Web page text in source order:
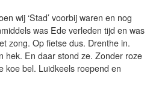
wij ‘Stad’ voorbij waren en nog
was Ede verleden tijd en was
zong. Op fietse dus. Drenthe in.
hek. En daar stond ze. Zonder roze
koe bel. Luidkeels roepend en